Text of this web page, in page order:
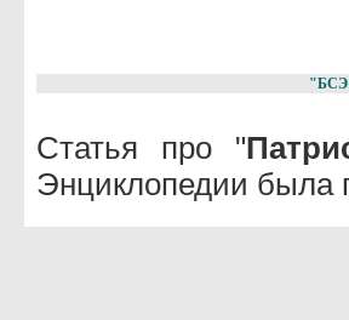
Статья про "
Энциклопедии была